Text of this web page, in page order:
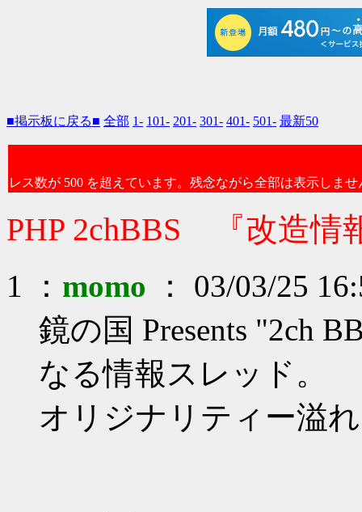
■掲示板に戻る■ 全部 1- 101- 201- 301- 401- 501- 最新50
レス数が 500 を超えています。残念ながら全部は表示しませ
PHP 2chBBS 『改造情
1 ： momo ： 03/03/25
鏡の国 Presents "2ch
なる情報スレッド。
オリジナリティー溢